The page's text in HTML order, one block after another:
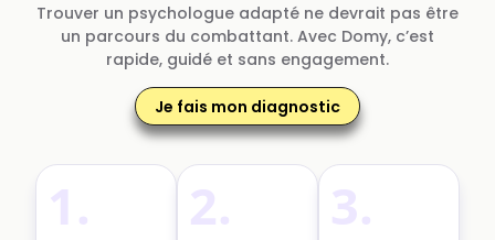
Trouver un psychologue adapté ne devrait pas être
un parcours du combattant. Avec Domy, c’est
rapide, guidé et sans engagement.
Je fais mon diagnostic
1. 2. 3.